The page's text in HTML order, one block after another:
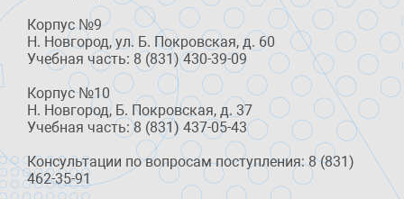
Корпус №9
Н. Новгород, ул. Б. Покровская, д. 60
Учебная часть: 8 (831) 430-39-09
Корпус №10
Н. Новгород, Б. Покровская, д. 37
Учебная часть: 8 (831) 437-05-43
Консультации по вопросам поступления: 8 (831)
462-35-91